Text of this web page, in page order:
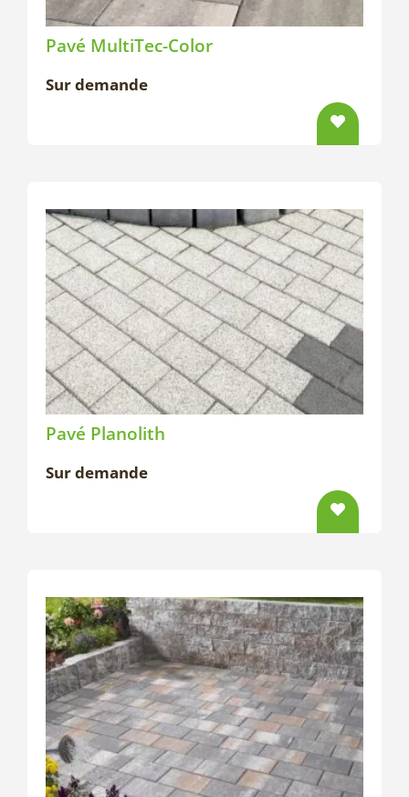
Pavé MultiTec-Color
Sur demande
Pavé Planolith
Sur demande